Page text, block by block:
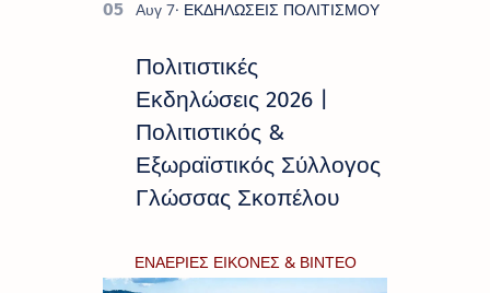
Πολιτιστικές
Εκδηλώσεις 2026 |
Πολιτιστικός &
Εξωραϊστικός Σύλλογος
Γλώσσας Σκοπέλου
ΕΝΑΕΡΙΕΣ ΕΙΚΟΝΕΣ & ΒΙΝΤΕΟ